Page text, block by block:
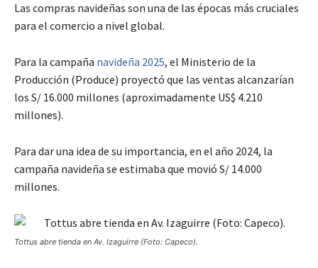
Las compras navideñas son una de las épocas más cruciales
para el comercio a nivel global.
Para la campaña navideña 2025, el Ministerio de la
Producción (Produce) proyectó que las ventas alcanzarían
los S/ 16.000 millones (aproximadamente US$ 4.210
millones).
Para dar una idea de su importancia, en el año 2024, la
campaña navideña se estimaba que movió S/ 14.000
millones.
Tottus abre tienda en Av. Izaguirre (Foto: Capeco).